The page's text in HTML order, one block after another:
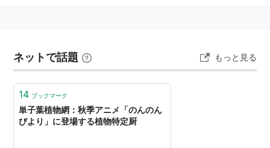
ネットで話題 もっと見る
14 ブックマーク
単子葉植物網：秋季アニメ「のんのん
びより」に登場する植物特定厨